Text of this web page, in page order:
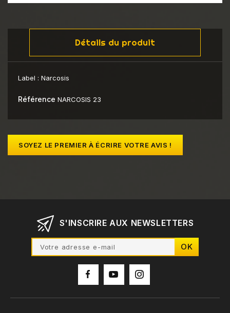
Détails du produit
Label : Narcosis
Référence NARCOSIS 23
SOYEZ LE PREMIER À ÉCRIRE VOTRE AVIS !
S'INSCRIRE AUX NEWSLETTERS